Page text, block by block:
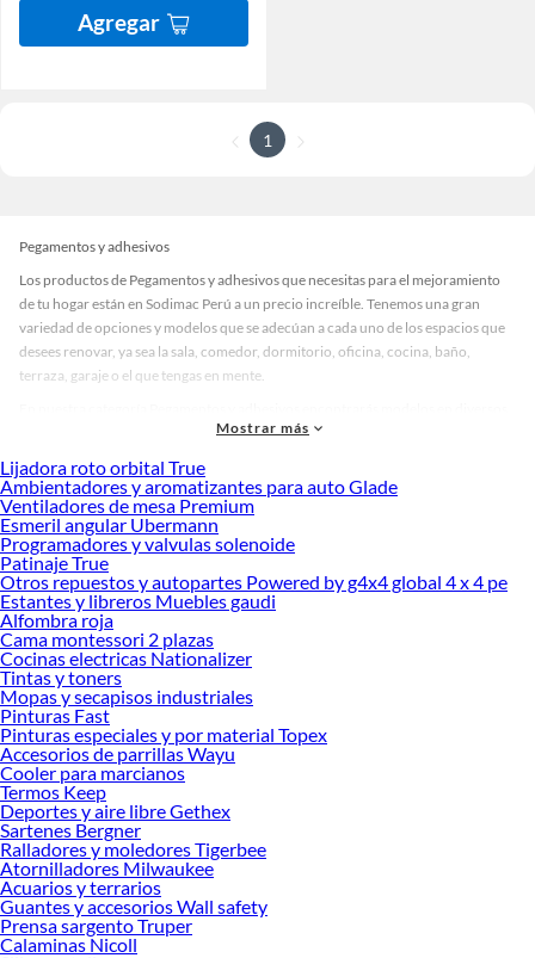
Agregar
1
Pegamentos y adhesivos
Los productos de Pegamentos y adhesivos que necesitas para el mejoramiento
de tu hogar están en Sodimac Perú a un precio increíble. Tenemos una gran
variedad de opciones y modelos que se adecúan a cada uno de los espacios que
desees renovar, ya sea la sala, comedor, dormitorio, oficina, cocina, baño,
terraza, garaje o el que tengas en mente.
materiales, medidas, colores y demás características específicas de tu
necesario para cada uno de tus proyectos en las mejores marcas de calidad y con
garantía.
Precios de Pegamentos y adhesivos en Sodimac Perú
Si buscar ahorrar, estás en la tienda correcta porque en Sodimac tenemos
nuestra política de precios bajos garantizados en Pegamentos y adhesivos, así
que no dudes más y compra online este producto con sus complementos para
que termines tu proyecto al 100% a un costo económico. Además, elige entre las
opciones de delivery o recojo en tienda.
Las mejores marcas de Pegamentos y adhesivos
Sabemos que la calidad, confianza y seguridad son factores importantes al
momento de decidir qué modelo comprar, por ello contamos con una amplia
oferta de marcas prestigiosas y reconocidas en Pegamentos y adhesivos. De esta
manera, inviertes en durabilidad, rendimiento, excelencia y satisfacción
garantizada.
Mostrar más
Lijadora roto orbital True
Ambientadores y aromatizantes para auto Glade
Ventiladores de mesa Premium
Esmeril angular Ubermann
Programadores y valvulas solenoide
Patinaje True
Otros repuestos y autopartes Powered by g4x4 global 4 x 4 pe
Estantes y libreros Muebles gaudi
Alfombra roja
Cama montessori 2 plazas
Cocinas electricas Nationalizer
Tintas y toners
Mopas y secapisos industriales
Pinturas Fast
Pinturas especiales y por material Topex
Accesorios de parrillas Wayu
Cooler para marcianos
Termos Keep
Deportes y aire libre Gethex
Sartenes Bergner
Ralladores y moledores Tigerbee
Atornilladores Milwaukee
Acuarios y terrarios
Guantes y accesorios Wall safety
Prensa sargento Truper
Calaminas Nicoll